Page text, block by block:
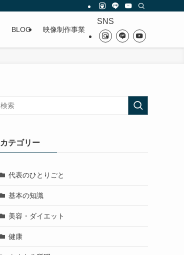
BLOG 映像制作事業
SNS
カテゴリー
代表のひとりごと
基本の知識
美容・ダイエット
健康